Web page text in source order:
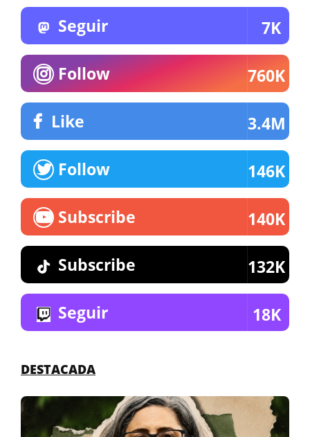
Seguir 7K
Follow 760K
Like 3.4M
Follow 146K
Subscribe 140K
Subscribe 132K
Seguir 18K
DESTACADA